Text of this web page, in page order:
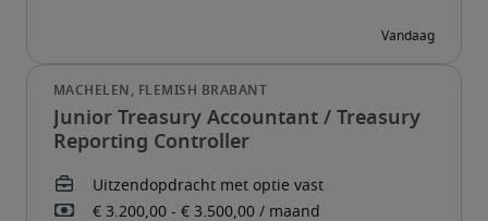
Junior Treasury Accountant / Treasury
Reporting Controller